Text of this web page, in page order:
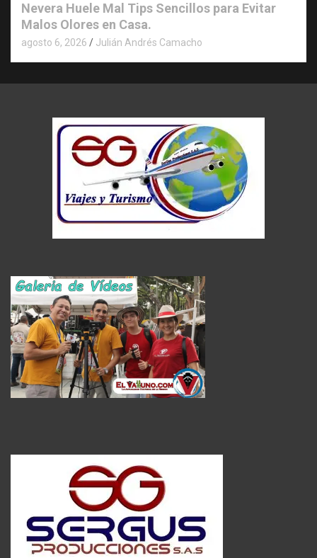
Nevera Huele Mal Tips Sencillos para Evitar
Malos Olores en Casa.
agosto 6, 2026 Julián Andrés Camacho